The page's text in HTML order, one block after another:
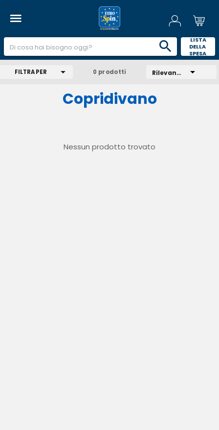
LISTA
DELLA
SPESA
FILTRA PER 0 prodotti Rilevanza
Copridivano
Nessun prodotto trovato